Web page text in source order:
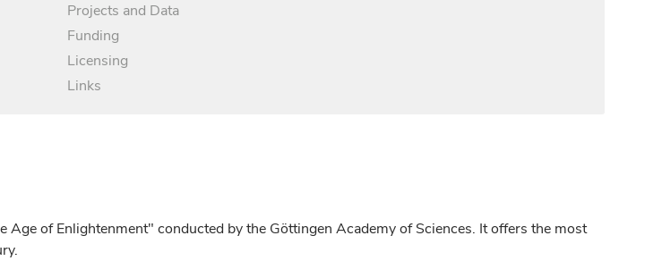
Projects and Data
Funding
Licensing
Links
of Enlightenment" conducted by the Göttingen Academy of Sciences. It offers the most